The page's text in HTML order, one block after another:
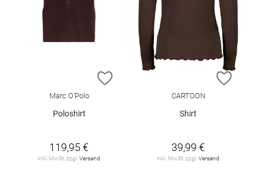
ZUR WUNSCHLISTE HINZUFÜGEN
Marc O'Polo
Poloshirt
119,95 €
inkl. MwSt. zzgl. Versand
ZUR
CARTOON
Shirt
39,99 €
inkl. MwSt. zzgl. Versand